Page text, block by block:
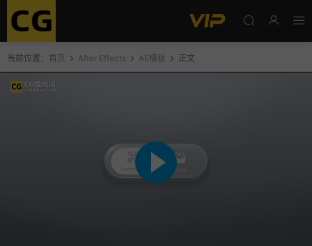
当前位置： 首页 After Effects AE模板 正文